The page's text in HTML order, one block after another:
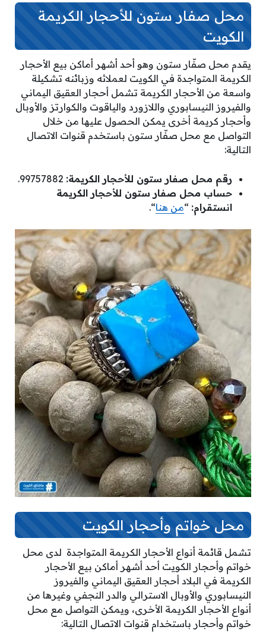
محل صفار ستون للأحجار الكريمة
الكويت
يقدم محل صفّار ستون وهو أحد أشهر أماكن بيع الأحجار
الكريمة المتواجدة في الكويت لعملائه وزبائنه تشكيلة
واسعة من الأحجار الكريمة تشمل أحجار العقيق اليماني
والفيروز النيسابوري واللازورد والياقوت والكوارتز والأوبال
وأحجار كريمة أخرى يمكن الحصول عليها من خلال
التواصل مع محل صفّار ستون باستخدم قنوات الاتصال
التالية:
رقم محل صفار ستون للأحجار الكريمة:
حساب محل صفار ستون للأحجار الكريمة
انستقرام: “من هنا“.
محل خواتم وأحجار الكويت
تشمل قائمة أنواع الأحجار الكريمة المتواجدة لدى محل
خواتم وأحجار الكويت أحد أشهر أماكن بيع الأحجار
الكريمة في البلاد أحجار العقيق اليماني والفيروز
النيسابوري والأوبال الاسترالي والدر النجفي وغيرها من
أنواع الأحجار الكريمة الأخرى، ويمكن التواصل مع محل
خواتم وأحجار باستخدام قنوات الاتصال التالية: